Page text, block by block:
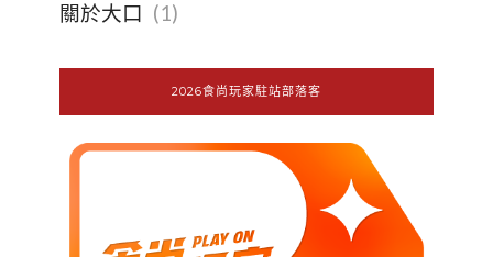
關於大口 (1)
2026食尚玩家駐站部落客